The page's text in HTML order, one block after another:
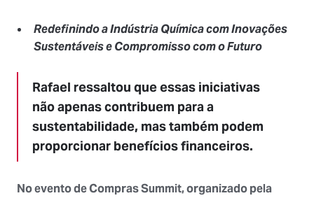
Redefinindo a Indústria Química com Inovações
Sustentáveis e Compromisso com o Futuro
Rafael ressaltou que essas iniciativas
não apenas contribuem para a
sustentabilidade, mas também podem
proporcionar benefícios financeiros.
No evento de Compras Summit, organizado pela